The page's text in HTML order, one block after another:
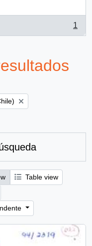
1
Table view